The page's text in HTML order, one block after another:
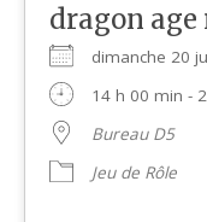
dragon
dimanche 20
14 h 00 min -
Bureau D5
Jeu de Rôle